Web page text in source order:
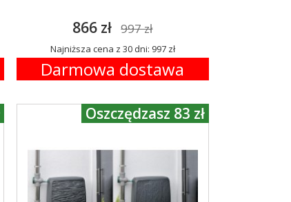
866 zł 997 zł
Najniższa cena z 30 dni: 997 zł
Darmowa dostawa
Oszczędzasz 83 zł